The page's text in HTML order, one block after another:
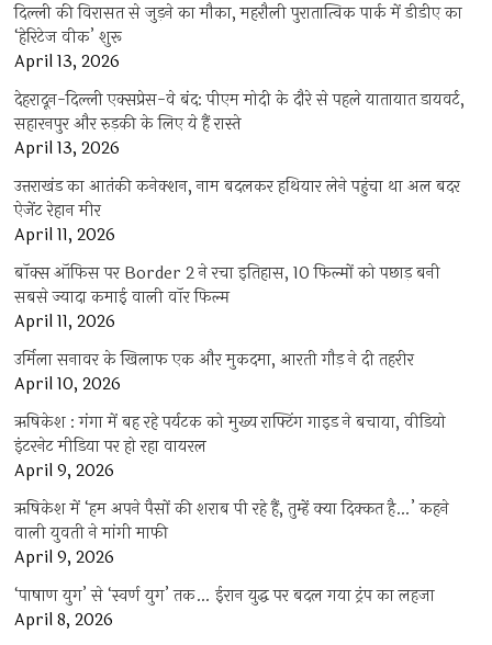
दिल्ली की विरासत से जुड़ने का मौका, महरौली पुरातात्विक पार्क में डीडीए का
‘हेरिटेज वीक’ शुरू
April 13, 2026
देहरादून-दिल्ली एक्सप्रेस-वे बंद: पीएम मोदी के दौरे से पहले यातायात डायवर्ट,
सहारनपुर और रुड़की के लिए ये हैं रास्ते
April 13, 2026
उत्तराखंड का आतंकी कनेक्शन, नाम बदलकर हथियार लेने पहुंचा था अल बदर
ऐजेंट रेहान मीर
April 11, 2026
बॉक्स ऑफिस पर Border 2 ने रचा इतिहास, 10 फिल्मों को पछाड़ बनी
सबसे ज्यादा कमाई वाली वॉर फिल्म
April 11, 2026
उर्मिला सनावर के खिलाफ एक और मुकदमा, आरती गौड़ ने दी तहरीर
April 10, 2026
ऋषिकेश : गंगा में बह रहे पर्यटक को मुख्य राफ्टिंग गाइड ने बचाया, वीडियो
इंटरनेट मीडिया पर हो रहा वायरल
April 9, 2026
ऋषिकेश में ‘हम अपने पैसों की शराब पी रहे हैं, तुम्हें क्या दिक्कत है…’ कहने
वाली युवती ने मांगी माफी
April 9, 2026
‘पाषाण युग’ से ‘स्वर्ण युग’ तक… ईरान युद्ध पर बदल गया ट्रंप का लहजा
April 8, 2026